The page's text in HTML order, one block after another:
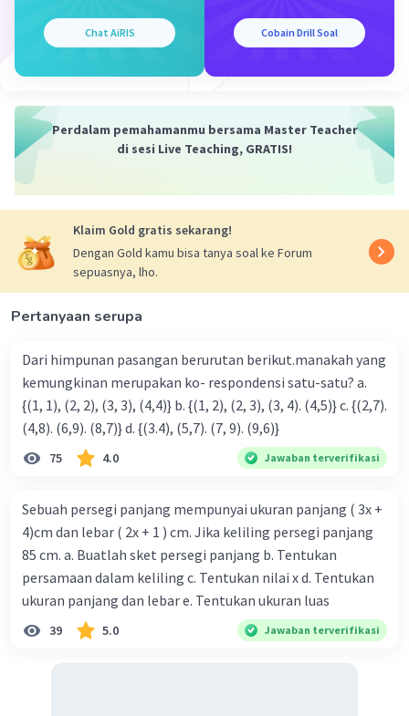
Chat AiRIS Cobain Drill Soal
Perdalam pemahamanmu bersama Master Teacher
di sesi Live Teaching, GRATIS!
Klaim Gold gratis sekarang!
Dengan Gold kamu bisa tanya soal ke Forum
sepuasnya, lho.
Pertanyaan serupa
Dari himpunan pasangan berurutan berikut.manakah yang
kemungkinan merupakan ko- respondensi satu-satu? a.
{(1, 1), (2, 2), (3, 3), (4,4)} b. {(1, 2), (2, 3), (3, 4). (4,5)} c. {(2,7).
(4,8). (6,9). (8,7)} d. {(3.4), (5,7). (7, 9). (9,6)}
75 4.0 Jawaban terverifikasi
Sebuah persegi panjang mempunyai ukuran panjang ( 3x +
4)cm dan lebar ( 2x + 1 ) cm. Jika keliling persegi panjang
85 cm. a. Buatlah sket persegi panjang b. Tentukan
persamaan dalam keliling c. Tentukan nilai x d. Tentukan
ukuran panjang dan lebar e. Tentukan ukuran luas
39 5.0 Jawaban terverifikasi